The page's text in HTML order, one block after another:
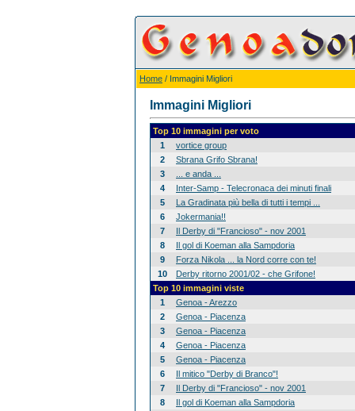
Home / Immagini Migliori
Immagini Migliori
Top 10 immagini per voto
1
vortice group
2
Sbrana Grifo Sbrana!
3
... e anda ...
4
Inter-Samp - Telecronaca dei minuti finali
5
La Gradinata più bella di tutti i tempi ...
6
Jokermania!!
7
Il Derby di "Francioso" - nov 2001
8
Il gol di Koeman alla Sampdoria
9
Forza Nikola ... la Nord corre con te!
10
Derby ritorno 2001/02 - che Grifone!
Top 10 immagini viste
1
Genoa - Arezzo
2
Genoa - Piacenza
3
Genoa - Piacenza
4
Genoa - Piacenza
5
Genoa - Piacenza
6
Il mitico "Derby di Branco"!
7
Il Derby di "Francioso" - nov 2001
8
Il gol di Koeman alla Sampdoria